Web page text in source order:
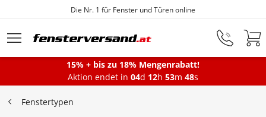
Zum Hauptinhalt springen
Fensterfabrik seit 1872
Fenster
15% + bis zu 18% Mengenrabatt!
Aktion endet in 04d 12h 53m 47s
Fenstertypen